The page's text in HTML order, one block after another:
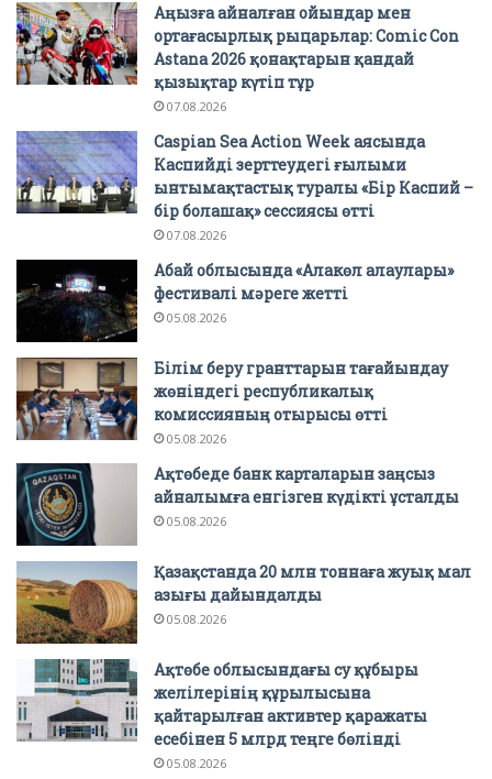
Аңызға айналған ойындар мен
ортағасырлық рыцарьлар: Comic Con
Astana 2026 қонақтарын қандай
қызықтар күтіп тұр
07.08.2026
Caspian Sea Action Week аясында
Каспийді зерттеудегі ғылыми
ынтымақтастық туралы «Бір Каспий –
бір болашақ» сессиясы өтті
07.08.2026
Абай облысында «Алакөл алаулары»
фестивалі мәреге жетті
05.08.2026
Білім беру гранттарын тағайындау
жөніндегі республикалық
комиссияның отырысы өтті
05.08.2026
Ақтөбеде банк карталарын заңсыз
айналымға енгізген күдікті ұсталды
05.08.2026
Қазақстанда 20 млн тоннаға жуық мал
азығы дайындалды
05.08.2026
Ақтөбе облысындағы су құбыры
желілерінің құрылысына
қайтарылған активтер қаражаты
есебінен 5 млрд теңге бөлінді
05.08.2026